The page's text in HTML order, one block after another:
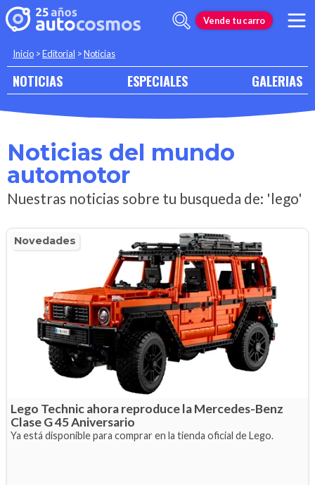
Vende tu carro
Inicio >Editorial >Noticias
NOTICIAS ESPECIALES GALERIAS
Noticias del mundo
automotor
Nuestras noticias sobre tu busqueda de: 'lego'
Novedades
Lego Technic ahora reproduce la Mercedes-Benz
Clase G 45 Aniversario
Ya está disponible para comprar en la tienda oficial de Lego.